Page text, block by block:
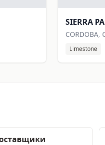
SIERRA
CORDOBA,
Limestone